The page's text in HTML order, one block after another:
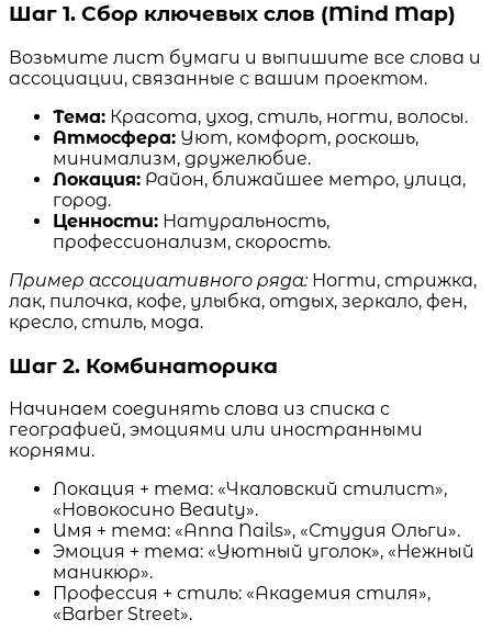
Шаг 1. Сбор ключевых слов (Mind Map)
Возьмите лист бумаги и выпишите все слова и
ассоциации, связанные с вашим проектом.
Тема: Красота, уход, стиль, ногти, волосы.
Атмосфера: Уют, комфорт, роскошь,
минимализм, дружелюбие.
Локация: Район, ближайшее метро, улица,
город.
Ценности: Натуральность,
профессионализм, скорость.
Пример ассоциативного ряда:Ногти, стрижка,
лак, пилочка, кофе, улыбка, отдых, зеркало, фен,
кресло, стиль, мода.
Шаг 2. Комбинаторика
Начинаем соединять слова из списка с
географией, эмоциями или иностранными
корнями.
Локация + тема: «Чкаловский стилист»,
«Новокосино Beauty».
Имя + тема: «Anna Nails», «Студия Ольги».
Эмоция + тема: «Уютный уголок», «Нежный
маникюр».
Профессия + стиль: «Академия стиля»,
«Barber Street».